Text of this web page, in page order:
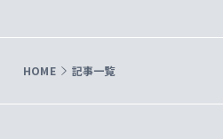
HOME 記事一覧